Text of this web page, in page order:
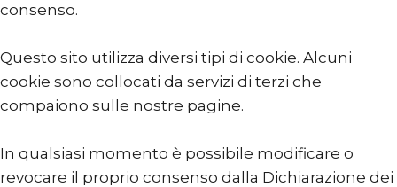
consenso.
Questo sito utilizza diversi tipi di cookie. Alcuni
cookie sono collocati da servizi di terzi che
compaiono sulle nostre pagine.
In qualsiasi momento è possibile modificare o
revocare il proprio consenso dalla Dichiarazione dei